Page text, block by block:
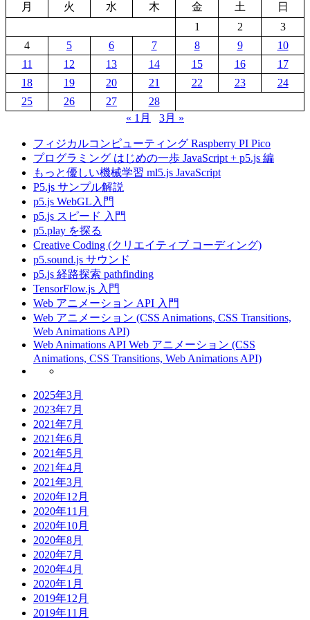
月
火 水 木 金 土
日
1
2
3
4
5 6 7 8 9
10
11
12 13 14 15 16
17
18
19 20 21 22 23
24
25
26 27
28
« 1月
3月 »
フィジカルコンピューティング Raspberry PI Pico
プログラミング はじめの一歩 JavaScript + p5.js 編
もっと優しい機械学習 ml5.js JavaScript
P5.js サンプル解説
p5.js WebGL入門
p5.js スピード 入門
p5.play を探る
Creative Coding (クリエイティブ コーディング)
p5.sound.js サウンド
p5.js 経路探索 pathfinding
TensorFlow.js 入門
Web アニメーション API 入門
Web アニメーション (CSS Animations, CSS Transitions,
Web Animations API)
Web Animations API Web アニメーション (CSS
Animations, CSS Transitions, Web Animations API)
2025年3月
2023年7月
2021年7月
2021年6月
2021年5月
2021年4月
2021年3月
2020年12月
2020年11月
2020年10月
2020年8月
2020年7月
2020年4月
2020年1月
2019年12月
2019年11月